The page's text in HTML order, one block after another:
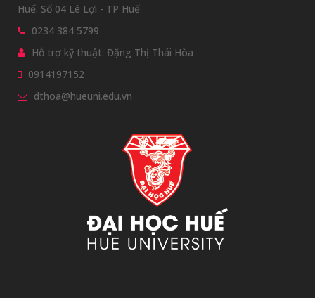
Huế. Số 04 Lê Lợi - TP Huế
0234 384 5799
Hỗ trợ kỹ thuật: Đặng Thị Thái Hòa
0914197152
dthoa@hueuni.edu.vn